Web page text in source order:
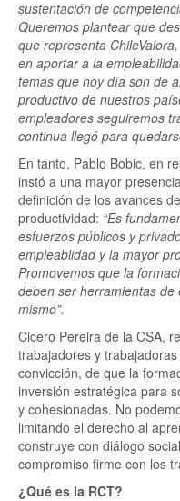
sustentación de
Queremos plantear que
que representa
en aportar a la
temas que hoy día son de
productivo de nuestros
empleadores seguiremos
continua llegó para
En tanto, Pablo Bobic, en
instó a una mayor
definición de los avances
productividad: “Es
esfuerzos públicos y
empleablidad y la mayor
Promovemos que la
deben ser herramientas
mismo”.
Cicero Pereira de la CSA,
trabajadores y
convicción, de que la
inversión estratégica para
y cohesionadas. No
limitando el derecho al
construye con diálogo
compromiso firme con los
¿Qué es la RCT?